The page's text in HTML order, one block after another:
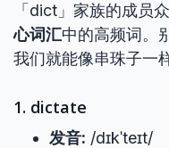
「dict」家族的成员
心词汇中的高频词。
我们就能像串珠子一
1. dictate
发音: /dɪkˈteɪt/